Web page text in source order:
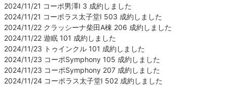
2024/11/21 コーポ男澤Ⅰ 3 成約しました
2024/11/21 コーポラス太子堂Ⅰ 503 成約しました
2024/11/22 クラッシーナ柴田A棟 206 成約しました
2024/11/22 遊眠 101 成約しました
2024/11/23 トゥインクル 101 成約しました
2024/11/23 コーポSymphony 105 成約しました
2024/11/23 コーポSymphony 207 成約しました
2024/11/24 コーポラス太子堂Ⅰ 502 成約しました